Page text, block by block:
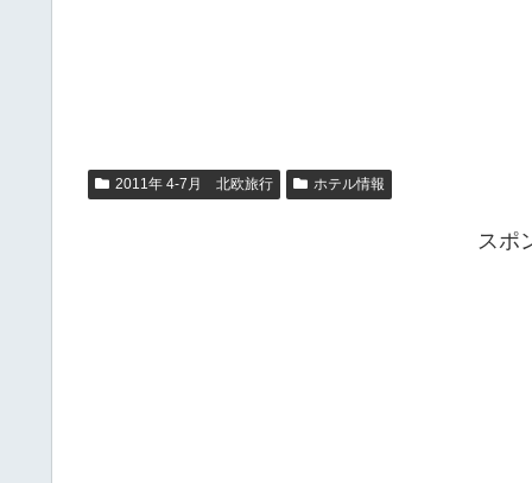
2011年 4-7月 北欧旅行 ホテル情報
スポ